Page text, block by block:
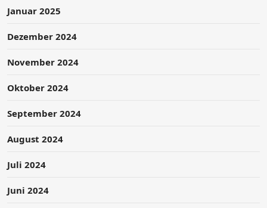
Januar 2025
Dezember 2024
November 2024
Oktober 2024
September 2024
August 2024
Juli 2024
Juni 2024